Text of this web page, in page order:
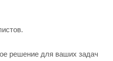
решение для ваших задач